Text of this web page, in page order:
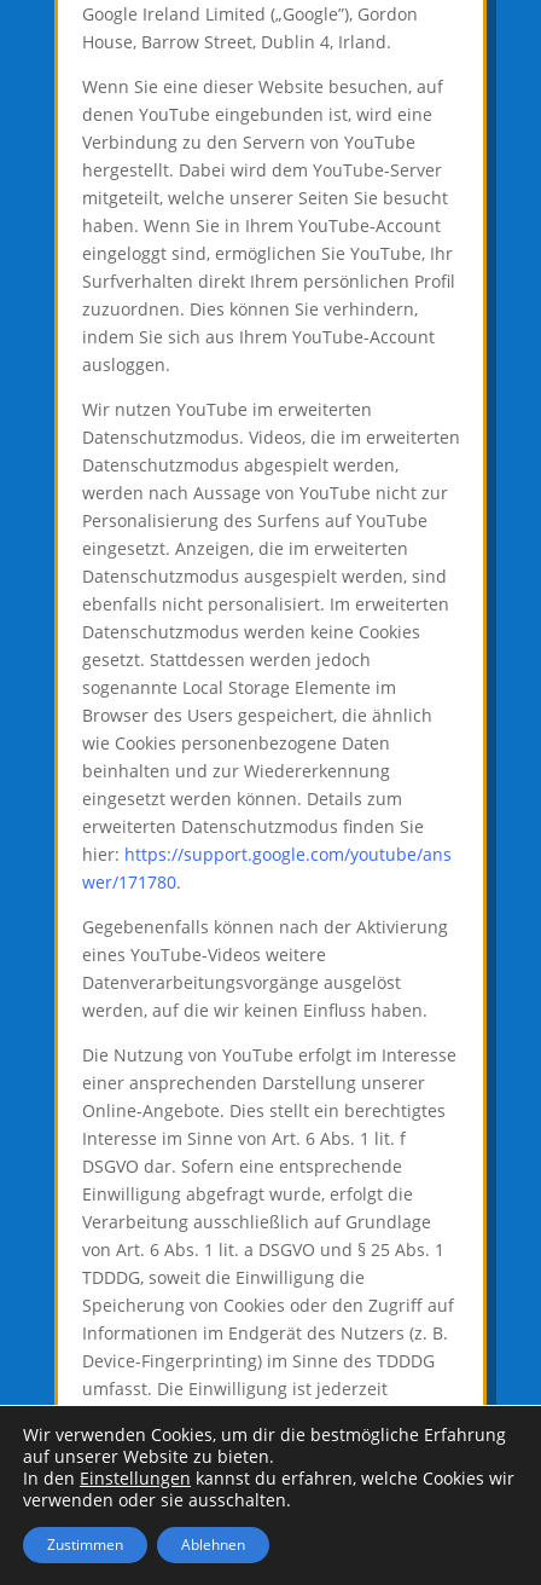
Google Ireland Limited („Google”), Gordon
House, Barrow Street, Dublin 4, Irland.
Wenn Sie eine dieser Website besuchen, auf
denen YouTube eingebunden ist, wird eine
Verbindung zu den Servern von YouTube
hergestellt. Dabei wird dem YouTube-Server
mitgeteilt, welche unserer Seiten Sie besucht
haben. Wenn Sie in Ihrem YouTube-Account
eingeloggt sind, ermöglichen Sie YouTube, Ihr
Surfverhalten direkt Ihrem persönlichen Profil
zuzuordnen. Dies können Sie verhindern,
indem Sie sich aus Ihrem YouTube-Account
ausloggen.
Wir nutzen YouTube im erweiterten
Datenschutzmodus. Videos, die im erweiterten
Datenschutzmodus abgespielt werden,
werden nach Aussage von YouTube nicht zur
Personalisierung des Surfens auf YouTube
eingesetzt. Anzeigen, die im erweiterten
Datenschutzmodus ausgespielt werden, sind
ebenfalls nicht personalisiert. Im erweiterten
Datenschutzmodus werden keine Cookies
gesetzt. Stattdessen werden jedoch
sogenannte Local Storage Elemente im
Browser des Users gespeichert, die ähnlich
wie Cookies personenbezogene Daten
beinhalten und zur Wiedererkennung
eingesetzt werden können. Details zum
erweiterten Datenschutzmodus finden Sie
hier: https://support.google.com/youtube/ans
wer/171780.
Gegebenenfalls können nach der Aktivierung
eines YouTube-Videos weitere
Datenverarbeitungsvorgänge ausgelöst
werden, auf die wir keinen Einfluss haben.
Die Nutzung von YouTube erfolgt im Interesse
einer ansprechenden Darstellung unserer
Online-Angebote. Dies stellt ein berechtigtes
Interesse im Sinne von Art. 6 Abs. 1 lit. f
DSGVO dar. Sofern eine entsprechende
Einwilligung abgefragt wurde, erfolgt die
Verarbeitung ausschließlich auf Grundlage
von Art. 6 Abs. 1 lit. a DSGVO und § 25 Abs. 1
TDDDG, soweit die Einwilligung die
Speicherung von Cookies oder den Zugriff auf
Informationen im Endgerät des Nutzers (z. B.
Device-Fingerprinting) im Sinne des TDDDG
umfasst. Die Einwilligung ist jederzeit
Weitere Informationen über Datenschutz bei
YouTube finden Sie in deren
unter:
https://policies.google.com/privacy?
Wir verwenden Cookies, um dir die bestmögliche Erfahrung
auf unserer Website zu bieten.
In den Einstellungen kannst du erfahren, welche Cookies wir
verwenden oder sie ausschalten.
Zustimmen Ablehnen